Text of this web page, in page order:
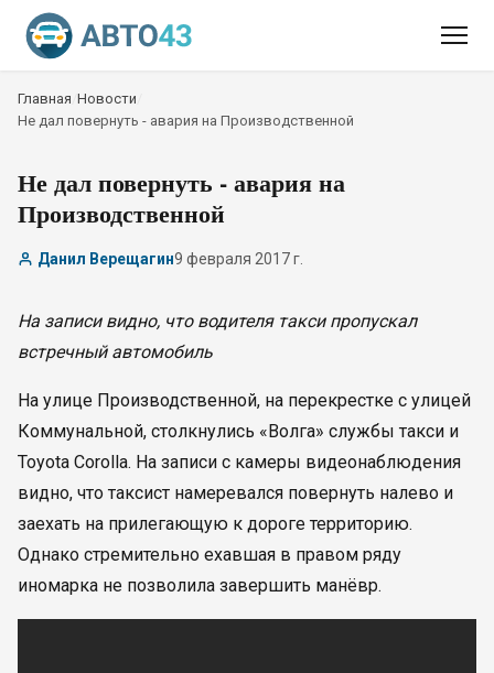
Главная Новости
Не дал повернуть - авария на Производственной
Не дал повернуть - авария на
Производственной
Данил Верещагин9 февраля 2017 г.
На записи видно, что водителя такси пропускал
встречный автомобиль
На улице Производственной, на перекрестке с улицей
Коммунальной, столкнулись «Волга» службы такси и
Toyota Corolla. На записи с камеры видеонаблюдения
видно, что таксист намеревался повернуть налево и
заехать на прилегающую к дороге территорию.
Однако стремительно ехавшая в правом ряду
иномарка не позволила завершить манёвр.